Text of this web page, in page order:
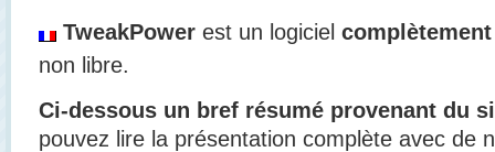
TweakPower est un logiciel
non libre.
Ci-dessous un bref résumé provenant du
pouvez lire la présentation complète avec de